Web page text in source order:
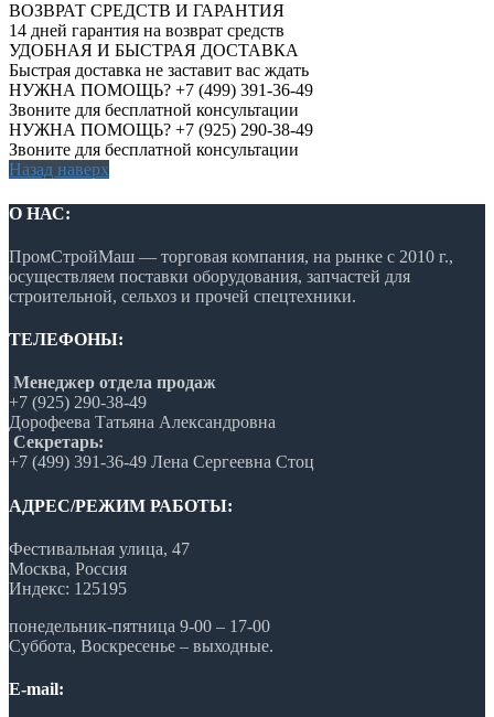
ВОЗВРАТ СРЕДСТВ И ГАРАНТИЯ
14 дней гарантия на возврат средств
УДОБНАЯ И БЫСТРАЯ ДОСТАВКА
Быстрая доставка не заставит вас ждать
НУЖНА ПОМОЩЬ? +7 (499) 391-36-49
Звоните для бесплатной консультации
НУЖНА ПОМОЩЬ? +7 (925) 290-38-49
Звоните для бесплатной консультации
Назад наверх
О НАС:
ПромСтройМаш — торговая компания, на рынке с 2010 г.,
осуществляем поставки оборудования, запчастей для
строительной, сельхоз и прочей спецтехники.
ТЕЛЕФОНЫ:
Менеджер отдела продаж
+7 (925) 290-38-49
Дорофеева Татьяна Александровна
Секретарь:
+7 (499) 391-36-49 Лена Сергеевна Стоц
АДРЕС/РЕЖИМ РАБОТЫ:
Фестивальная улица, 47
Москва, Россия
Индекс: 125195
понедельник-пятница 9-00 – 17-00
Суббота, Воскресенье – выходные.
E-mail: